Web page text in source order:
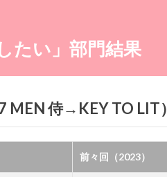
たい」部門結果
MEN 侍→KEY TO LIT）
前々回（2023）